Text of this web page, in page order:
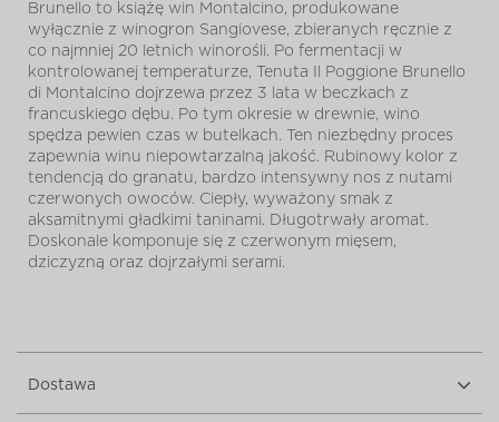
Brunello to książę win Montalcino, produkowane
wyłącznie z winogron Sangiovese, zbieranych ręcznie z
co najmniej 20 letnich winorośli. Po fermentacji w
kontrolowanej temperaturze, Tenuta Il Poggione Brunello
di Montalcino dojrzewa przez 3 lata w beczkach z
francuskiego dębu. Po tym okresie w drewnie, wino
spędza pewien czas w butelkach. Ten niezbędny proces
zapewnia winu niepowtarzalną jakość. Rubinowy kolor z
tendencją do granatu, bardzo intensywny nos z nutami
czerwonych owoców. Ciepły, wyważony smak z
aksamitnymi gładkimi taninami. Długotrwały aromat.
Doskonale komponuje się z czerwonym mięsem,
dziczyzną oraz dojrzałymi serami.
Dostawa